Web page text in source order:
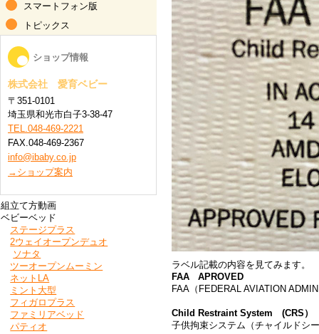
ラベル記載の内容を見てみます。
FAA APROVED
FAA（FEDERAL AVIATION
Child Restraint System (CRS）
子供拘束システム（チャイルドシ
スマートフォン版
トピックス
ショップ情報
株式会社 愛育ベビー
〒351-0101
埼玉県和光市白子3-38-47
TEL.048-469-2221
FAX.048-469-2367
info@ibaby.co.jp
→ショップ案内
組立て方動画
ベビーベッド
ステージプラス
2ウェイオープンデュオ
ソナタ
ツーオープンムーミン
ネットLA
ミント大型
フィガロプラス
ファミリアベッド
パティオ